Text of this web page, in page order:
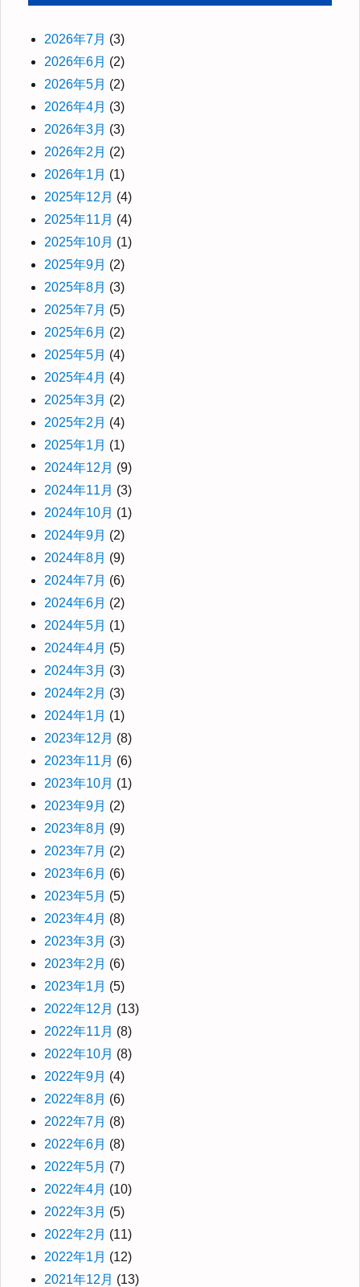
2026年7月 (3)
2026年6月 (2)
2026年5月 (2)
2026年4月 (3)
2026年3月 (3)
2026年2月 (2)
2026年1月 (1)
2025年12月 (4)
2025年11月 (4)
2025年10月 (1)
2025年9月 (2)
2025年8月 (3)
2025年7月 (5)
2025年6月 (2)
2025年5月 (4)
2025年4月 (4)
2025年3月 (2)
2025年2月 (4)
2025年1月 (1)
2024年12月 (9)
2024年11月 (3)
2024年10月 (1)
2024年9月 (2)
2024年8月 (9)
2024年7月 (6)
2024年6月 (2)
2024年5月 (1)
2024年4月 (5)
2024年3月 (3)
2024年2月 (3)
2024年1月 (1)
2023年12月 (8)
2023年11月 (6)
2023年10月 (1)
2023年9月 (2)
2023年8月 (9)
2023年7月 (2)
2023年6月 (6)
2023年5月 (5)
2023年4月 (8)
2023年3月 (3)
2023年2月 (6)
2023年1月 (5)
2022年12月 (13)
2022年11月 (8)
2022年10月 (8)
2022年9月 (4)
2022年8月 (6)
2022年7月 (8)
2022年6月 (8)
2022年5月 (7)
2022年4月 (10)
2022年3月 (5)
2022年2月 (11)
2022年1月 (12)
2021年12月 (13)